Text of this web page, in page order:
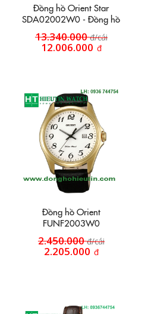
Đồng hồ Orient Star
SDA02002W0 - Đồng hồ
13.340.000đ/cái
12.006.000 đ
Đồng hồ Orient
FUNF2003W0
2.450.000đ/cái
2.205.000 đ